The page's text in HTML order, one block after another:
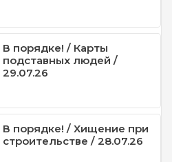
В порядке! / Карты
подставных людей /
29.07.26
В порядке! / Хищение при
строительстве / 28.07.26